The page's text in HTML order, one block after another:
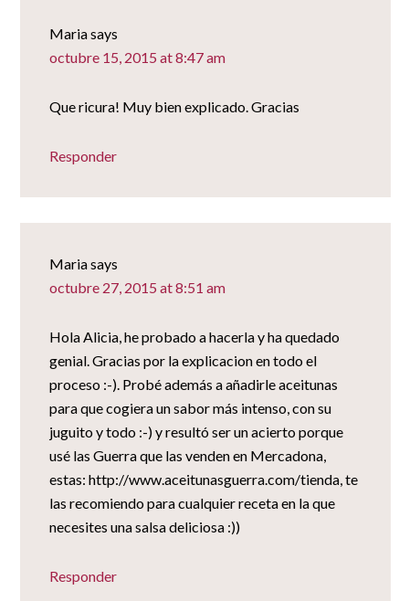
Mariasays
octubre 15, 2015 at 8:47 am
Que ricura! Muy bien explicado. Gracias
Responder
Mariasays
octubre 27, 2015 at 8:51 am
Hola Alicia, he probado a hacerla y ha quedado
genial. Gracias por la explicacion en todo el
proceso :-). Probé además a añadirle aceitunas
para que cogiera un sabor más intenso, con su
juguito y todo :-) y resultó ser un acierto porque
usé las Guerra que las venden en Mercadona,
estas: http://www.aceitunasguerra.com/tienda, te
las recomiendo para cualquier receta en la que
necesites una salsa deliciosa :))
Responder